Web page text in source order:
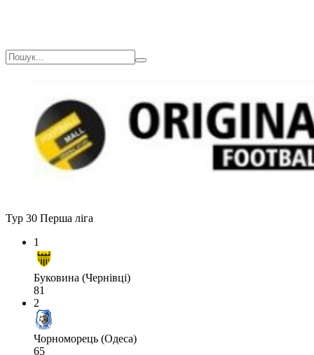
Тур 30 Перша ліга
1
Буковина (Чернівці)
81
2
Чорноморець (Одеса)
65